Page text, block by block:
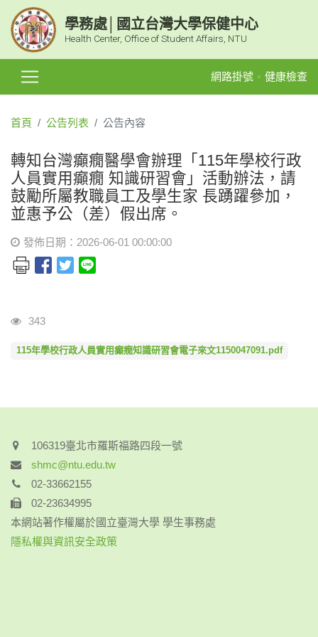
學務處│國立台灣大學保健中心
Health Center, Office of Student Affairs, NTU
網路掛號 健康檢查
首頁 公告列表 公告內容
轉知台灣癲癇醫學會辦理「115年學校行政
人員實用癲癇 知識研習會」活動辦法，請
鼓勵所屬教職員工及學生家 長踴躍參加，
並惠予公（差）假出席。
發佈日期：2026-06-01 00:00:00
瀏覽人次
343
115年學校行政人員實用癲癇知識研習會電子來文1150047091.pdf
106319臺北市羅斯福路四段一號
shmc@ntu.edu.tw
02-33662155
02-23634995
本網站著作權屬於國立臺灣大學 學生事務處
隱私權與資訊安全政策